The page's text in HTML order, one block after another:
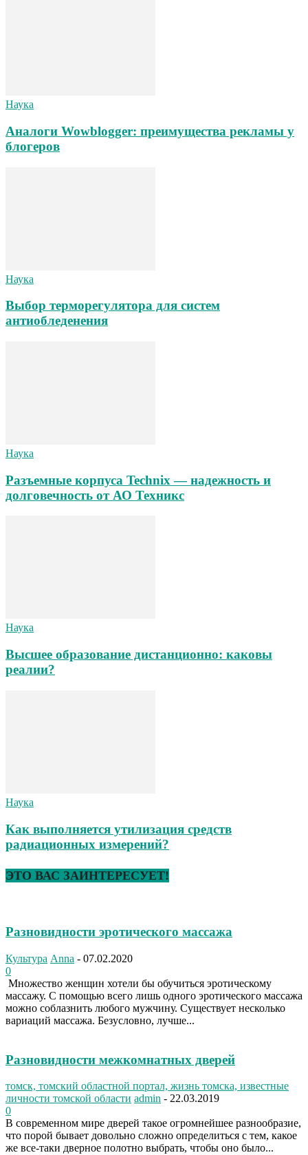
Наука
Аналоги Wowblogger: преимущества рекламы у
блогеров
Наука
Выбор терморегулятора для систем
антиобледенения
Наука
Разъемные корпуса Technix — надежность и
долговечность от АО Техникс
Наука
Высшее образование дистанционно: каковы
реалии?
Наука
Как выполняется утилизация средств
радиационных измерений?
ЭТО ВАС ЗАИНТЕРЕСУЕТ!
Разновидности эротического массажа
Культура Anna - 07.02.2020
0
Множество женщин хотели бы обучиться эротическому
массажу. С помощью всего лишь одного эротического массажа
можно соблазнить любого мужчину. Существует несколько
вариаций массажа. Безусловно, лучше...
Разновидности межкомнатных дверей
томск, томский областной портал, жизнь томска, известные
личности томской области admin - 22.03.2019
0
В современном мире дверей такое огромнейшее разнообразие,
что порой бывает довольно сложно определиться с тем, какое
же все-таки дверное полотно выбрать, чтобы оно было...